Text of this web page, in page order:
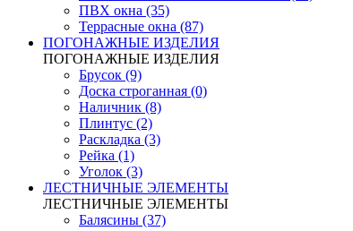
ПВХ окна (35)
Террасные окна (87)
ПОГОНАЖНЫЕ ИЗДЕЛИЯ
ПОГОНАЖНЫЕ ИЗДЕЛИЯ
Брусок (9)
Доска строганная (0)
Наличник (8)
Плинтус (2)
Раскладка (3)
Рейка (1)
Уголок (3)
ЛЕСТНИЧНЫЕ ЭЛЕМЕНТЫ
ЛЕСТНИЧНЫЕ ЭЛЕМЕНТЫ
Балясины (37)